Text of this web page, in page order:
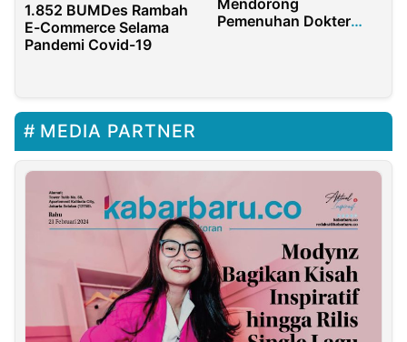
1.852 BUMDes Rambah
E-Commerce Selama
Pandemi Covid-19
Pemenuhan Dokter
MEDIA PARTNER